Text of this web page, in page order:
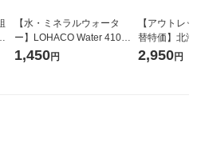
【水・ミネラルウォータ
ー】LOHACO Water 410ml
1箱（20本入）ラベルレス
1,450円
【アウトレッ
替特価】北海
し 精白米 5kg
2,950円